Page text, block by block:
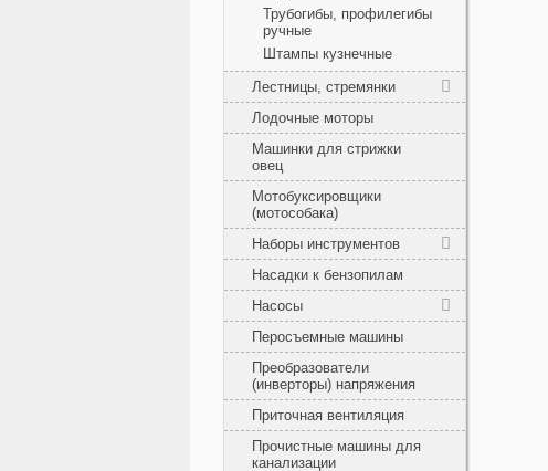
Трубогибы, профилегибы
ручные
Штампы кузнечные
Лестницы, стремянки
Лодочные моторы
Машинки для стрижки
овец
Мотобуксировщики
(мотособака)
Наборы инструментов
Насадки к бензопилам
Насосы
Перосъемные машины
Преобразователи
(инверторы) напряжения
Приточная вентиляция
Прочистные машины для
канализации